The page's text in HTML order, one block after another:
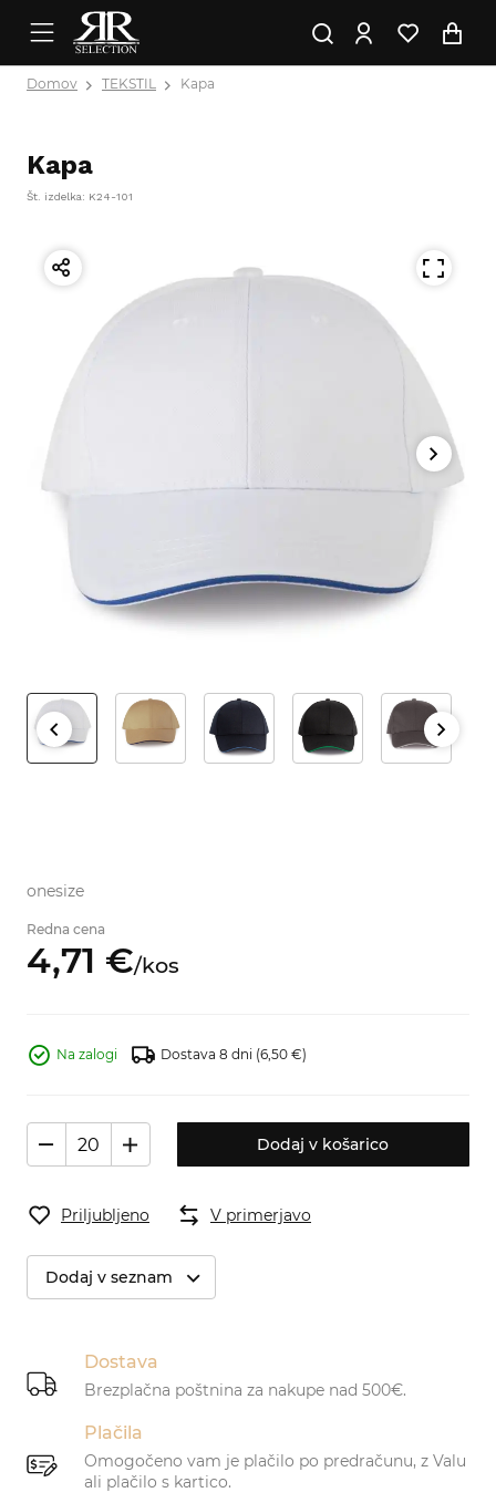
Domov TEKSTIL Kapa
Kapa
Št. izdelka: K24-101
onesize
Redna cena
4,71 €/kos
Na zalogi Dostava 8 dni (6,50 €)
Dodaj v košarico
Priljubljeno V primerjavo
Dodaj v seznam
Dostava
Brezplačna poštnina za nakupe nad 500€.
Plačila
Omogočeno vam je plačilo po predračunu, z Valu
ali plačilo s kartico.